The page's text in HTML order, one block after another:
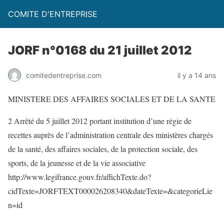
COMITE D'ENTREPRISE
JORF n°0168 du 21 juillet 2012
comitedentreprise.com il y a 14 ans
MINISTERE DES AFFAIRES SOCIALES ET DE LA SANTE
2 Arrêté du 5 juillet 2012 portant institution d’une régie de
recettes auprès de l’administration centrale des ministères chargés
de la santé, des affaires sociales, de la protection sociale, des
sports, de la jeunesse et de la vie associative
http://www.legifrance.gouv.fr/affichTexte.do?
cidTexte=JORFTEXT000026208340&dateTexte=&categorieLie
n=id